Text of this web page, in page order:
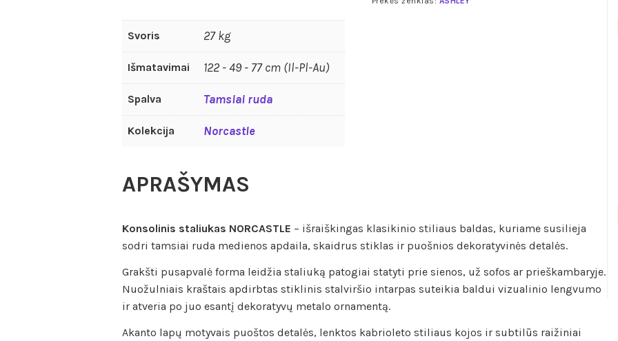
Svoris 27 kg
Išmatavimai 122 - 49 - 77 cm (Il-Pl-Au)
Spalva Tamsiai ruda
Kolekcija Norcastle
APRAŠYMAS
Konsolinis staliukas NORCASTLE – išraiškingas klasikinio stiliaus baldas, kuriame susilieja
sodri tamsiai ruda medienos apdaila, skaidrus stiklas ir puošnios dekoratyvinės detalės.
Grakšti pusapvalė forma leidžia staliuką patogiai statyti prie sienos, už sofos ar prieškambaryje.
Nuožulniais kraštais apdirbtas stiklinis stalviršio intarpas suteikia baldui vizualinio lengvumo
ir atveria po juo esantį dekoratyvų metalo ornamentą.
Akanto lapų motyvais puoštos detalės, lenktos kabrioleto stiliaus kojos ir subtilūs raižiniai